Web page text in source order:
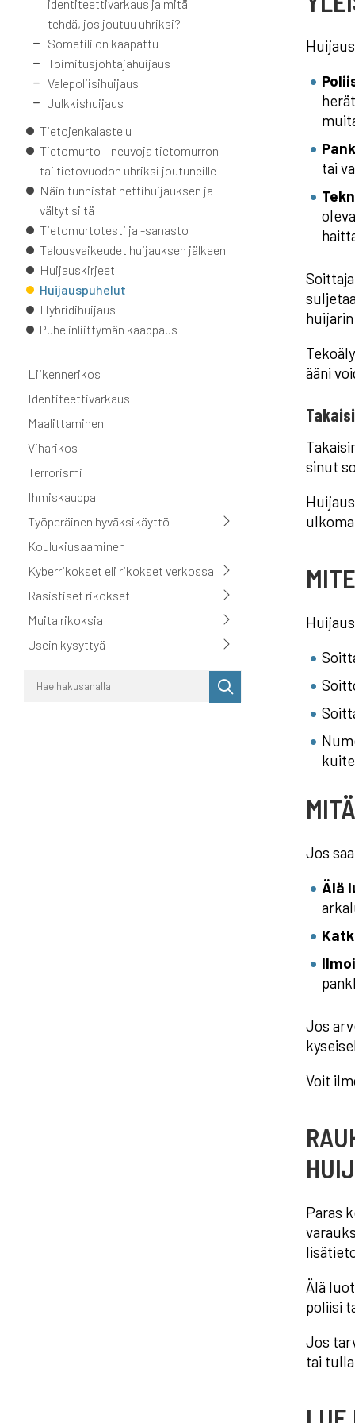
identiteettivarkaus ja mitä
tehdä, jos joutuu uhriksi?
Sometili on kaapattu
Toimitusjohtajahuijaus
Valepoliisihuijaus
Julkkishuijaus
Tietojenkalastelu
Tietomurto – neuvoja tietomurron
tai tietovuodon uhriksi joutuneille
Näin tunnistat nettihuijauksen ja
vältyt siltä
Tietomurtotesti ja -sanasto
Talousvaikeudet huijauksen jälkeen
Huijauskirjeet
Huijauspuhelut
Hybridihuijaus
Puhelinliittymän kaappaus
Liikennerikos
Identiteettivarkaus
Maalittaminen
Viharikos
Terrorismi
Ihmiskauppa
Työperäinen hyväksikäyttö
Koulukiusaaminen
Kyberrikokset eli rikokset verkossa
Rasistiset rikokset
Muita rikoksia
Usein kysyttyä
haku
tai
ääni
sinut
Jos
Älä
Jos
Voit
Paras
Älä
poliisi
Jos
tai